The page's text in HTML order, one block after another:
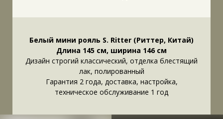
Белый мини рояль S. Ritter (Риттер, Китай)
Длина 145 см, ширина 146 см
Дизайн строгий классический, отделка блестящий
лак, полированный
Гарантия 2 года, доставка, настройка,
техническое обслуживание 1 год